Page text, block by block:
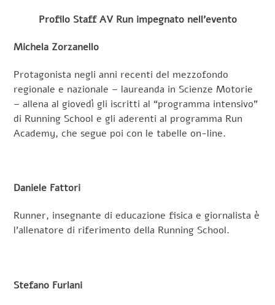
Profilo Staff AV Run impegnato nell’evento
Michela Zorzanello
Protagonista negli anni recenti del mezzofondo
regionale e nazionale – laureanda in Scienze Motorie
– allena al giovedì gli iscritti al “programma intensivo”
di Running School e gli aderenti al programma Run
Academy, che segue poi con le tabelle on-line.
Daniele Fattori
Runner, insegnante di educazione fisica e giornalista è
l’allenatore di riferimento della Running School.
Stefano Furlani